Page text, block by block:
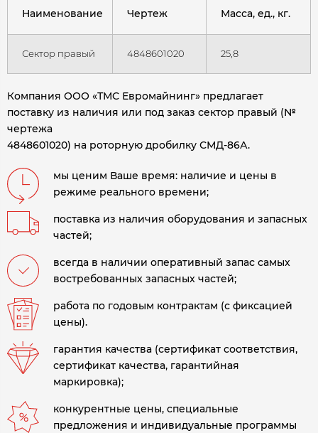
Наименование Чертеж Масса, ед., кг.
Сектор правый 4848601020 25,8
Компания ООО «ТМС Евромайнинг» предлагает
поставку из наличия или под заказ сектор правый (№
чертежа
4848601020) на роторную дробилку СМД-86А.
мы ценим Ваше время: наличие и цены в
режиме реального времени;
поставка из наличия оборудования и запасных
частей;
всегда в наличии оперативный запас самых
востребованных запасных частей;
работа по годовым контрактам (с фиксацией
цены).
гарантия качества (сертификат соответствия,
сертификат качества, гарантийная
маркировка);
конкурентные цены, специальные
предложения и индивидуальные программы